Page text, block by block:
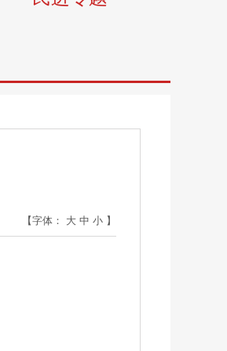
【字体： 大 中 小 】